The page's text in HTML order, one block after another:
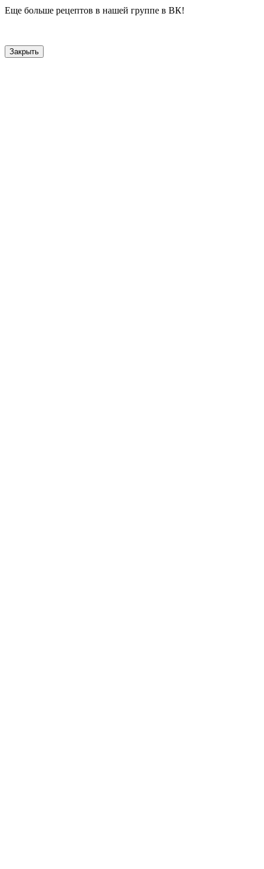
Еще больше рецептов в нашей группе в ВК!
Закрыть